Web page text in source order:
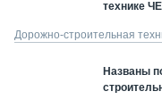
технике
Дорожно-строительная
Названы